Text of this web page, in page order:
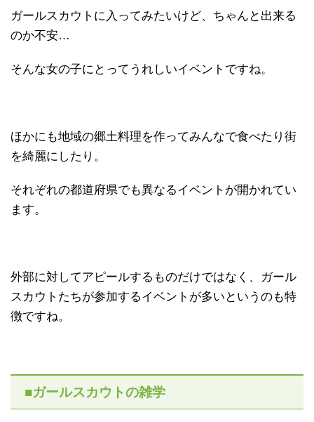
ガールスカウトに入ってみたいけど、ちゃんと出来る
のか不安…
そんな女の子にとってうれしいイベントですね。
ほかにも地域の郷土料理を作ってみんなで食べたり街
を綺麗にしたり。
それぞれの都道府県でも異なるイベントが開かれてい
ます。
外部に対してアピールするものだけではなく、ガール
スカウトたちが参加するイベントが多いというのも特
徴ですね。
■ガールスカウトの雑学